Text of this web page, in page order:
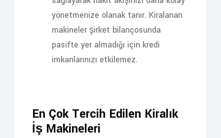
yönetmenize olanak tanır. Kiralanan
makineler şirket bilançosunda
pasifte yer almadığı için kredi
imkanlarınızı etkilemez.
En Çok Tercih Edilen Kiralık
İş Makineleri